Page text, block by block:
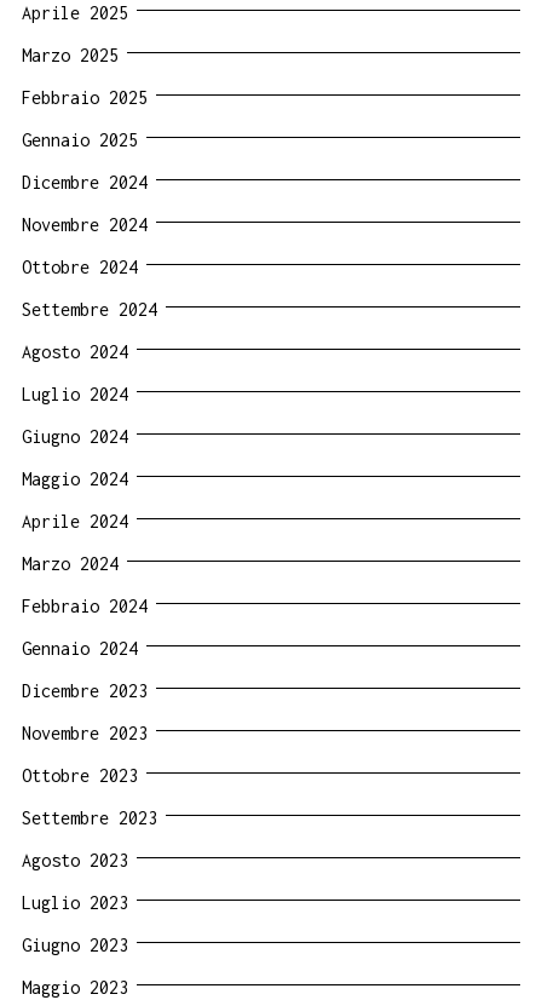
Aprile 2025
Marzo 2025
Febbraio 2025
Gennaio 2025
Dicembre 2024
Novembre 2024
Ottobre 2024
Settembre 2024
Agosto 2024
Luglio 2024
Giugno 2024
Maggio 2024
Aprile 2024
Marzo 2024
Febbraio 2024
Gennaio 2024
Dicembre 2023
Novembre 2023
Ottobre 2023
Settembre 2023
Agosto 2023
Luglio 2023
Giugno 2023
Maggio 2023